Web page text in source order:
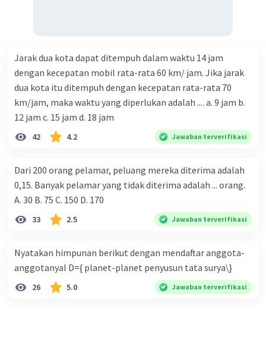
Jarak dua kota dapat ditempuh dalam waktu 14 jam
dengan kecepatan mobil rata-rata 60 km/ jam. Jika jarak
dua kota itu ditempuh dengan kecepatan rata-rata 70
km/jam, maka waktu yang diperlukan adalah .... a. 9 jam b.
12 jam c. 15 jam d. 18 jam
42 4.2 Jawaban terverifikasi
Dari 200 orang pelamar, peluang mereka diterima adalah
0,15. Banyak pelamar yang tidak diterima adalah ... orang.
A. 30 B. 75 C. 150 D. 170
33 2.5 Jawaban terverifikasi
Nyatakan himpunan berikut dengan mendaftar anggota-
anggotanyal D={ planet-planet penyusun tata surya\}
26 5.0 Jawaban terverifikasi